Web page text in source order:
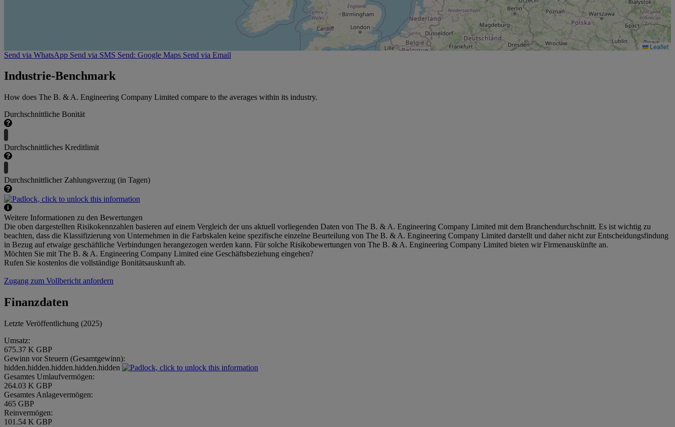
Leaflet
Send via WhatsApp Send via SMS Send: Google Maps Send via Email
Industrie-Benchmark
How does The B. & A. Engineering Company Limited compare to the averages within its industry.
Durchschnittliche Bonität
Durchschnittliches Kreditlimit
Durchschnittlicher Zahlungsverzug (in Tagen)
Weitere Informationen zu den Bewertungen
Die oben dargestellten Risikokennzahlen basieren auf einem Vergleich der uns aktuell vorliegenden Daten von The B. & A. Engineering Company Limited mit dem Branchendurchschnitt. Es ist wichtig zu
beachten, dass die Klassifizierung von Unternehmen in die Farbskalen keine spezifische einzelne Beurteilung von The B. & A. Engineering Company Limited darstellt und daher nicht zur Entscheidungsfindung
in Bezug auf etwaige geschäftliche Verbindungen herangezogen werden kann. Für solche Risikobewertungen von The B. & A. Engineering Company Limited bieten wir Firmenauskünfte an.
Möchten Sie mit The B. & A. Engineering Company Limited eine Geschäftsbeziehung eingehen?
Rufen Sie kostenlos die vollständige Bonitätsauskunft ab.
Zugang zum Vollbericht anfordern
Finanzdaten
Letzte Veröffentlichung (2025)
Umsatz:
675.37 K GBP
Gewinn vor Steuern (Gesamtgewinn):
hidden.hidden.hidden.hidden.hidden
Gesamtes Umlaufvermögen:
264.03 K GBP
Gesamtes Anlagevermögen:
465 GBP
Reinvermögen:
101.54 K GBP